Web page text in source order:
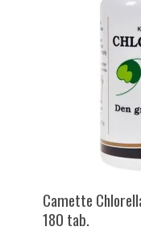
Camette
180 tab.